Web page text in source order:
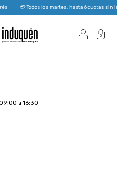
💳 Todos los martes: hasta 6 cuotas sin
0
a 16:30